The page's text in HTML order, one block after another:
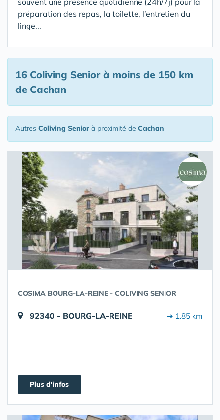
souvent une présence quotidienne (24h/7j) pour la
préparation des repas, la toilette, l’entretien du
linge...
16 Coliving Seniorà moins de 150 km
de Cachan
Autres Coliving Senior à proximité de Cachan
COSIMA BOURG-LA-REINE - COLIVING SENIOR
92340 - BOURG-LA-REINE ➔ 1.85 km
Plus d'infos